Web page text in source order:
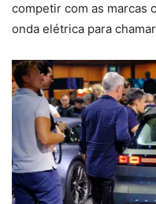
competir com as marcas
onda elétrica para